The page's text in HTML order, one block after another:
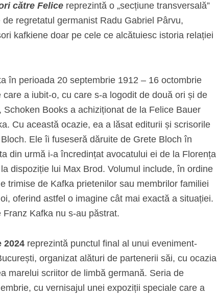
către Felice reprezintă o „secțiune transversală”
regretatul germanist Radu Gabriel Pârvu,
kafkiene doar pe cele ce alcătuiesc istoria relației
în perioada 20 septembrie 1912 – 16 octombrie
a iubit‑o, cu care s‑a logodit de două ori și de
Books a achiziționat de la Felice Bauer
Cu această ocazie, ea a lăsat editurii și scrisorile
Ele îi fuseseră dăruite de Grete Bloch în
din urmă i‑a încredințat avocatului ei de la Florența
dispoziție lui Max Brod. Volumul include, în ordine
trimise de Kafka prietenilor sau membrilor familiei
oferind astfel o imagine cât mai exactă a situației.
Kafka nu s‑au păstrat.
2024 reprezintă punctul final al unui eveniment-
organizat alături de partenerii săi, cu ocazia
marelui scriitor de limbă germană. Seria de
cu vernisajul unei expoziții speciale care a